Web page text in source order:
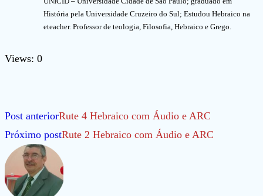
História pela Universidade Cruzeiro do Sul; Estudou Hebraico na
eteacher. Professor de teologia, Filosofia, Hebraico e Grego.
Views: 0
Leia
mais
artigos
Post anteriorRute 4 Hebraico com Áudio e ARC
Próximo postRute 2 Hebraico com Áudio e ARC